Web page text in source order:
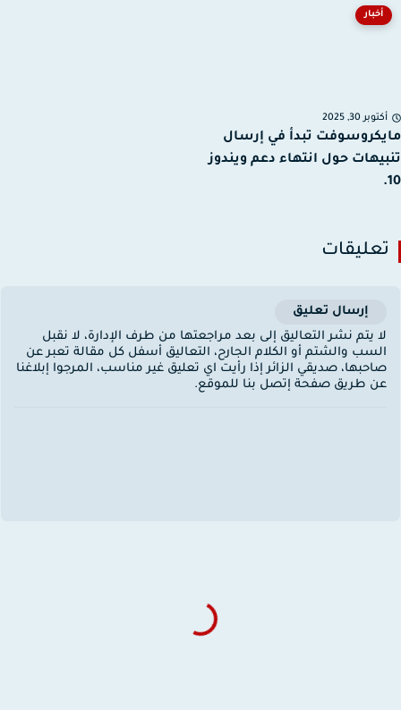
أخبار
30, 2025
تبدأ في إرسال
حول انتهاء دعم ويندوز
إرسال تعليق
يتم نشر التعاليق إلى بعد مراجعتها من طرف الإدارة، لا نقبل
والشتم أو الكلام الجارح، التعاليق أسفل كل مقالة تعبر عن
صديقي الزائر إذا رأيت اي تعليق غير مناسب، المرجوا إبلاغنا
طريق صفحة إتصل بنا للموقع.